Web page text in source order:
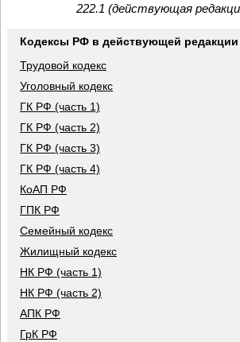
222.1 (действующая
Кодексы РФ в действующей редакции
Трудовой кодекс
Уголовный кодекс
ГК РФ (часть 1)
ГК РФ (часть 2)
ГК РФ (часть 3)
ГК РФ (часть 4)
КоАП РФ
ГПК РФ
Семейный кодекс
Жилищный кодекс
НК РФ (часть 1)
НК РФ (часть 2)
АПК РФ
ГрК РФ